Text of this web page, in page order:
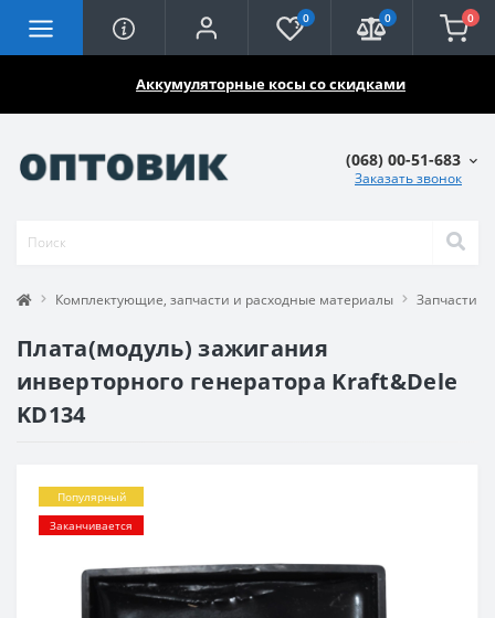
Аккумуляторные косы со скидками
0 0 0
(068) 00-51-683
Заказать звонок
Комплектующие, запчасти и расходные материалы Запчасти
Плата(модуль) зажигания
инверторного генератора Kraft&Dele
KD134
Популярный
Заканчивается